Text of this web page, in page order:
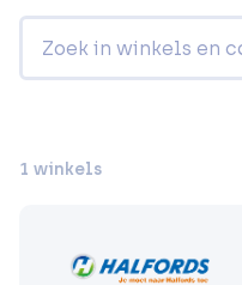
1 winkels